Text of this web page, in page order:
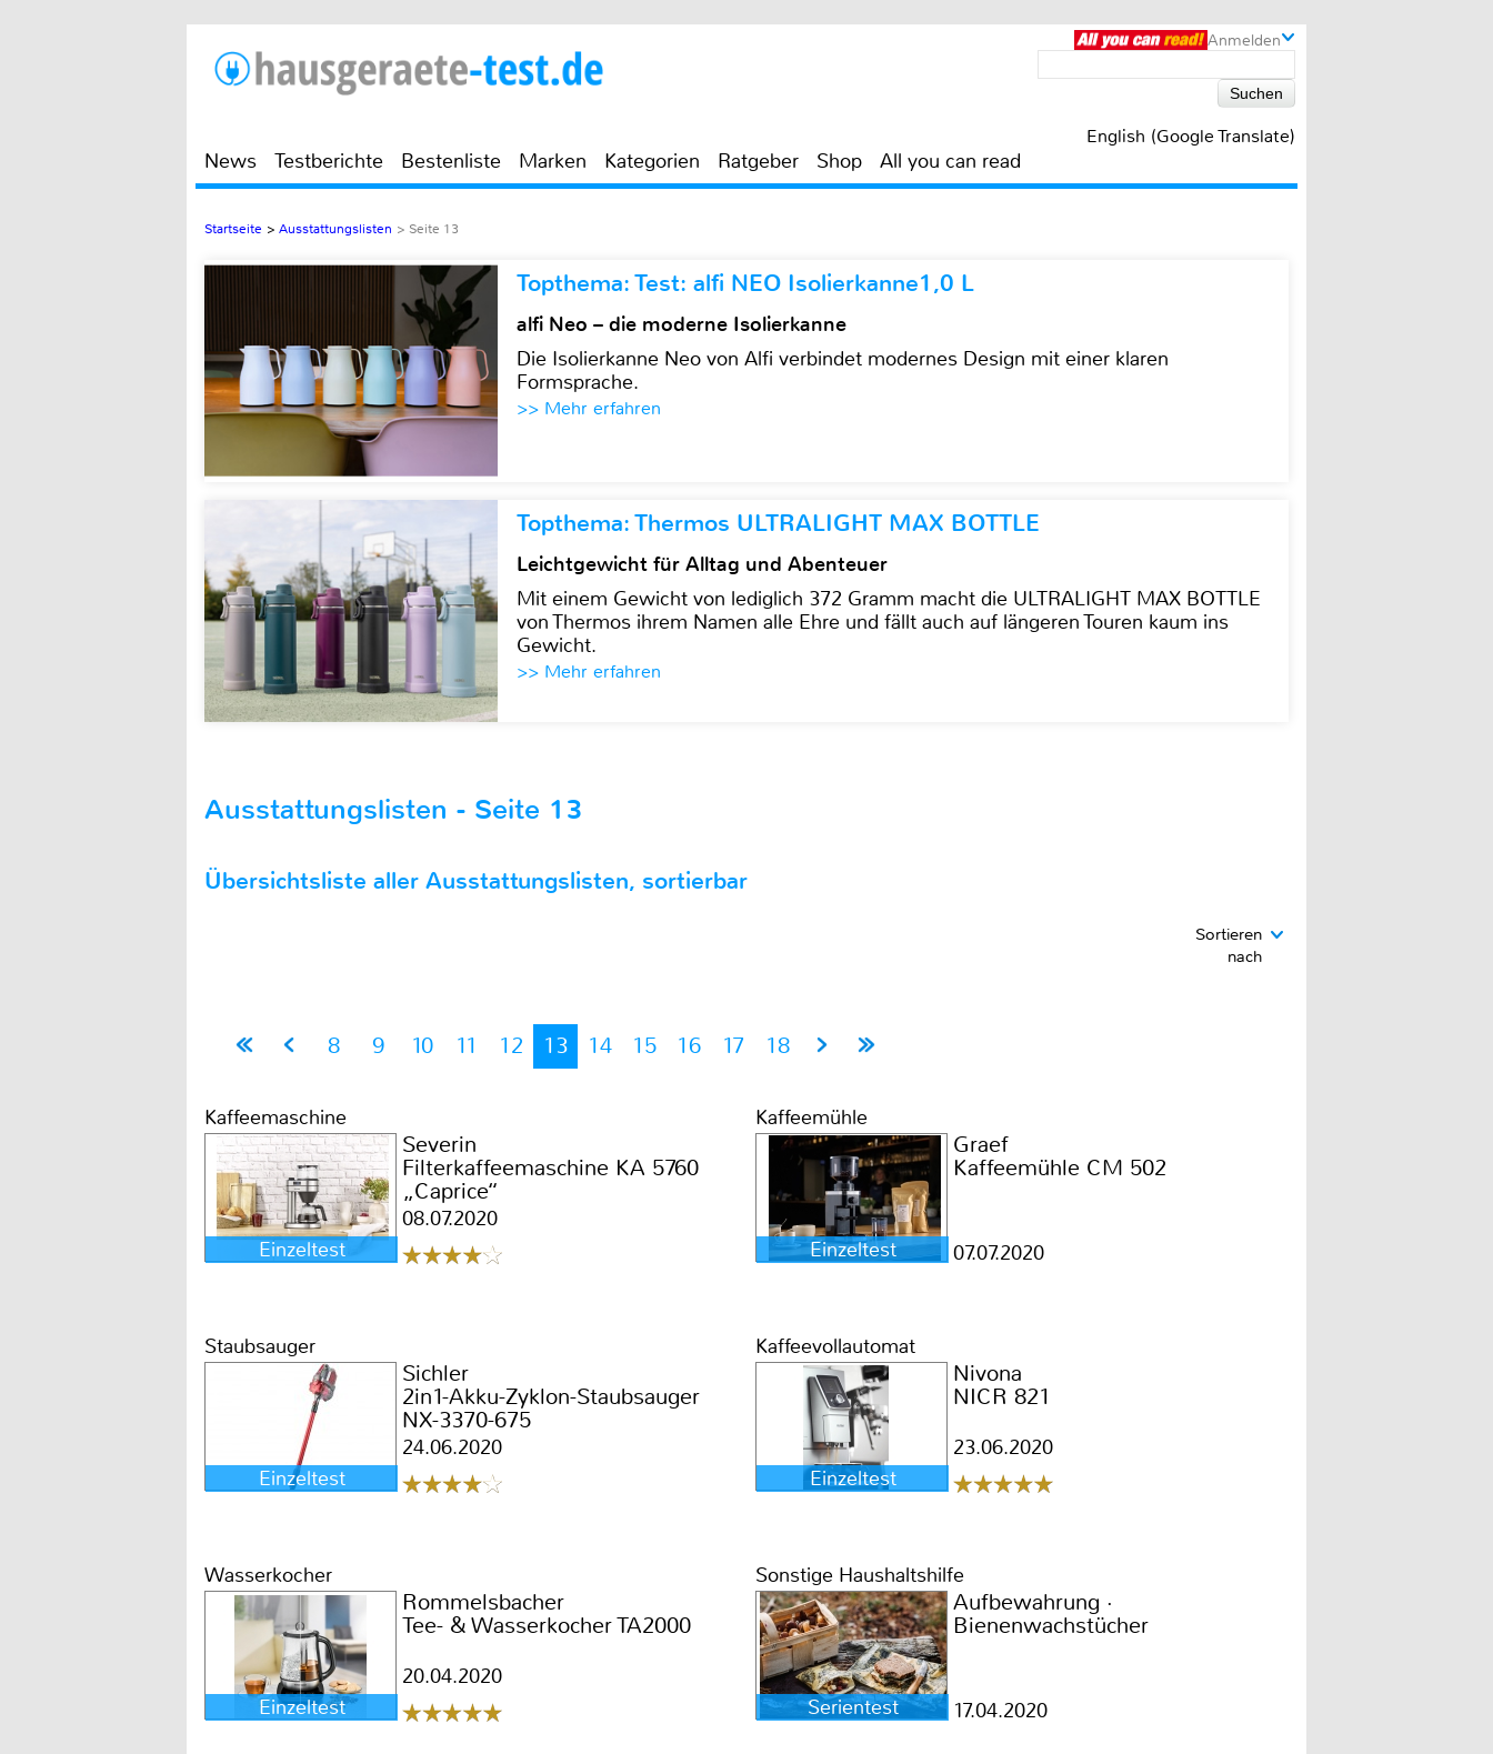
Anmelden
English (Google Translate)
News Testberichte Bestenliste Marken Kategorien Ratgeber Shop All you can read
Startseite > Ausstattungslisten > Seite 13
Topthema: Test: alfi NEO Isolierkanne1,0 L
alfi Neo – die moderne Isolierkanne
Die Isolierkanne Neo von Alfi verbindet modernes Design mit einer klaren
Formsprache.
>> Mehr erfahren
Topthema: Thermos ULTRALIGHT MAX BOTTLE
Leichtgewicht für Alltag und Abenteuer
Mit einem Gewicht von lediglich 372 Gramm macht die ULTRALIGHT MAX BOTTLE
von Thermos ihrem Namen alle Ehre und fällt auch auf längeren Touren kaum ins
Gewicht.
>> Mehr erfahren
Ausstattungslisten - Seite 13
Übersichtsliste aller Ausstattungslisten, sortierbar
Sortieren
nach
8 9 10 11 12 13 14 15 16 17 18
Kaffeemaschine
Einzeltest
Severin
Filterkaffeemaschine KA 5760
„Caprice“
08.07.2020
Kaffeemühle
Einzeltest
Graef
Kaffeemühle CM 502
07.07.2020
Staubsauger
Einzeltest
Sichler
2in1-Akku-Zyklon-Staubsauger
NX-3370-675
24.06.2020
Kaffeevollautomat
Einzeltest
Nivona
NICR 821
23.06.2020
Wasserkocher
Einzeltest
Rommelsbacher
Tee- & Wasserkocher TA2000
20.04.2020
Sonstige Haushaltshilfe
Serientest
Aufbewahrung ·
Bienenwachstücher
17.04.2020